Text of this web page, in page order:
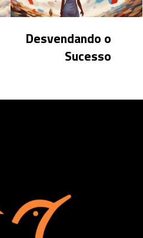
Desvendando o
Sucesso